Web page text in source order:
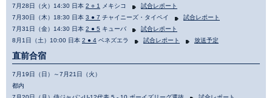
7月28日（火）14:30 日本 2 ○ 1 メキシコ
試合レポート
7月30日（木）18:30 日本 3 ● 7 チャイニーズ・タイペイ
試合レポート
7月31日（金）14:30 日本 2 ● 5 キューバ
試合レポート
8月1日（土）10:00 日本 2 ● 4 ベネズエラ 試合レポート 放送予定
直前合宿
7月19日（日）～7月21日（火）
都内